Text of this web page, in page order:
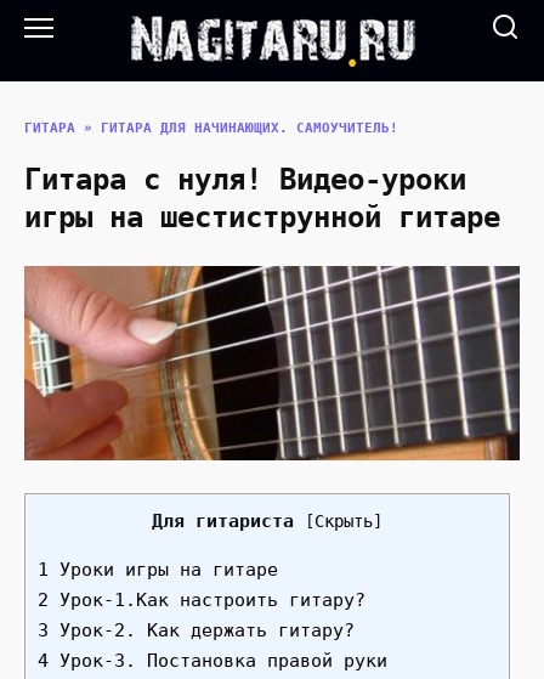
Перейти
ГИТАРА » ГИТАРА ДЛЯ НАЧИНАЮЩИХ. САМОУЧИТЕЛЬ!
Гитара с нуля! Видео-уроки
игры на шестиструнной гитаре
Для гитариста [Скрыть]
1 Уроки игры на гитаре
2 Урок-1.Как настроить гитару?
3 Урок-2. Как держать гитару?
4 Урок-3. Постановка правой руки